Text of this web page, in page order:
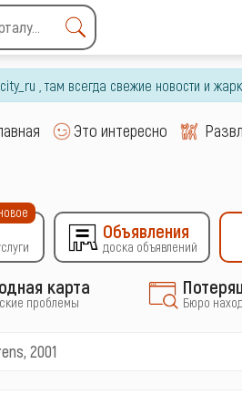
characters
, там всегда свежие новости и
Это интересно
Объявления
доска объявлений
карта
проблемы Бюро
2001